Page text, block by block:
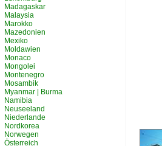
Madagaskar
Malaysia
Marokko
Mazedonien
Mexiko
Moldawien
Monaco
Mongolei
Montenegro
Mosambik
Myanmar | Burma
Namibia
Neuseeland
Niederlande
Nordkorea
Norwegen
Österreich